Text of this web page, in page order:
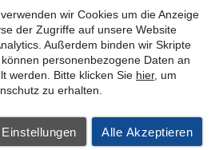
wir Cookies um die Anzeige
der Zugriffe auf unsere Website
Außerdem binden wir Skripte
personenbezogene Daten an
werden. Bitte klicken Sie hier, um
zu erhalten.
Einstellungen Alle Akzeptieren